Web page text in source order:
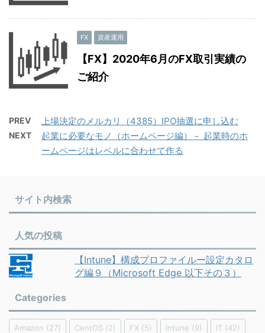
FX 資産運用
【FX】2020年6月のFX取引実績の
ご紹介
PREV 上場決定のメルカリ（4385）IPO抽選に申し込む
NEXT
起業に必要なモノ（ホームページ編）－ 起業時のホ
ームページはレベルに合わせて作る
サイト内検索
人気の投稿
【Intune】構成プロファイルー設定カタロ
グ編９（Microsoft Edge 以下その３）
Categories
Amazon (27) CentOS (2) FX (5) Intune (9) IT (42)